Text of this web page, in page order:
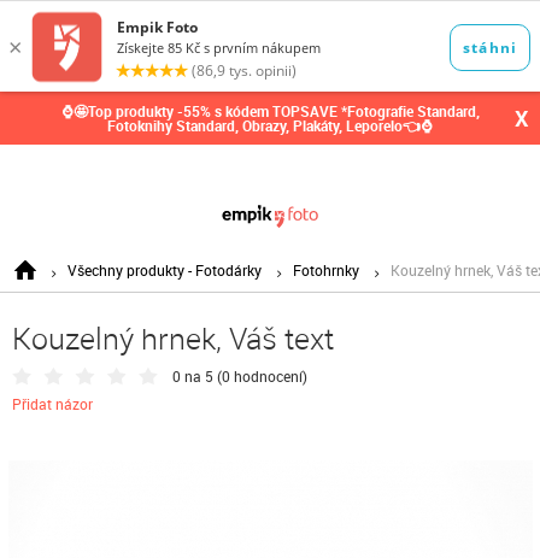
⌚🤩Top produkty -55% s kódem TOPSAVE *Fotografie Standard,
Fotoknihy Standard, Obrazy, Plakáty, Leporelo👈⌚ X
Všechny produkty - Fotodárky Fotohrnky Kouzelný hrnek, Váš
Kouzelný hrnek, Váš text
0 na 5 (0 hodnocení)
Přidat názor